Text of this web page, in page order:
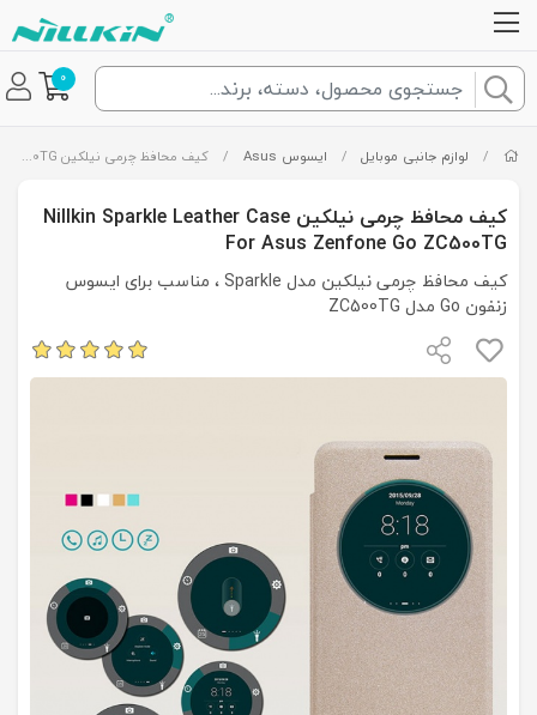
0
/ لوازم جانبی موبایل / ایسوس Asus / کیف محافظ چرمی نیلکین Nillkin Sparkle Leather Case For Asus Zenfone Go ZC500TG
کیف محافظ چرمی نیلکین Nillkin Sparkle Leather Case
For Asus Zenfone Go ZC500TG
کیف محافظ چرمی نیلکین مدل Sparkle ، مناسب برای ایسوس
زنفون Go مدل ZC500TG